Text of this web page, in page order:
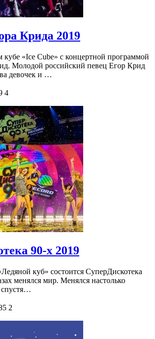
Крида 2019
«Ice Cube» с концертной программой
Молодой российский певец Егор Крид
девочек и …
4
90-х 2019
куб» состоится СуперДискотека
менялся мир. Менялся настолько
спустя…
2